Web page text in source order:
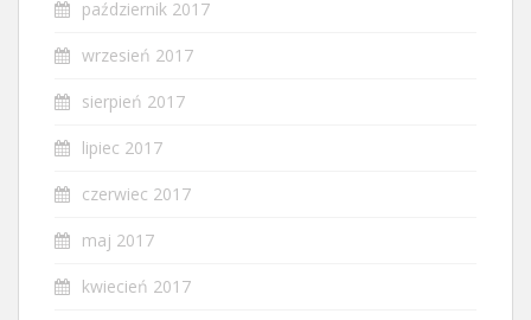
październik 2017
wrzesień 2017
sierpień 2017
lipiec 2017
czerwiec 2017
maj 2017
kwiecień 2017